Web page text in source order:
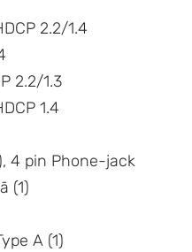
2.2/1.4
2.2/1.3
1.4
4 pin Phone-jack
(1)
A (1)